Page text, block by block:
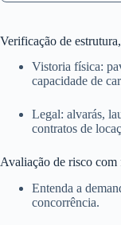
Verificação de
Vistoria física:
capacidade de
Legal: alvarás,
contratos de
Avaliação de risco com
Entenda a
concorrência.